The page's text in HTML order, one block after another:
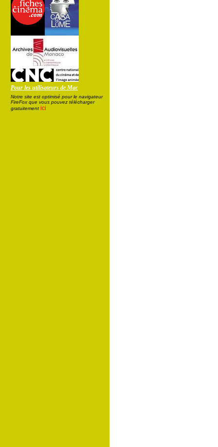
Pour les utilisateurs de Mac
Notre site est optimisé pour le navigateur
FireFox que vous pouvez télécharger
gratuitement ici